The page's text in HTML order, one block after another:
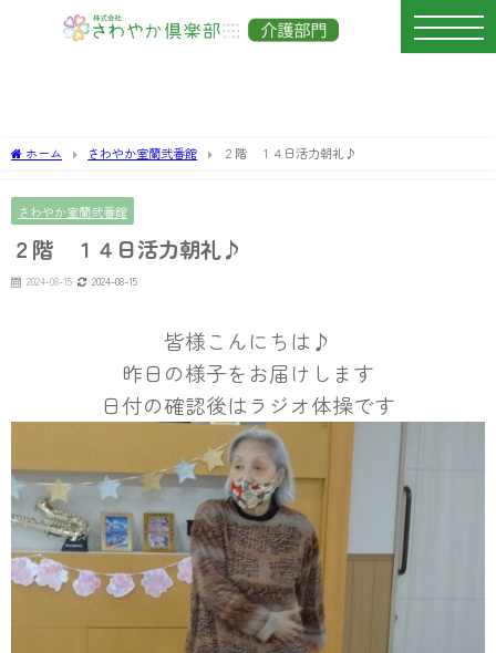
ホーム さわやか室蘭弐番館 ２階 １４日活力朝礼♪
さわやか室蘭弐番館
２階 １４日活力朝礼♪
2024-08-15 2024-08-15
皆様こんにちは♪
昨日の様子をお届けします
日付の確認後はラジオ体操です